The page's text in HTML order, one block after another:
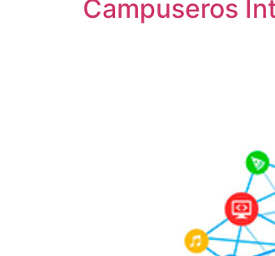
Campuseros